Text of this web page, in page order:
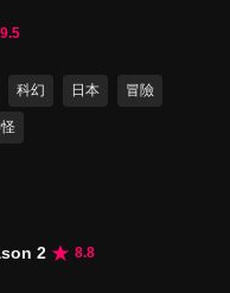
9.5
科幻 日本 冒險
2
8.8